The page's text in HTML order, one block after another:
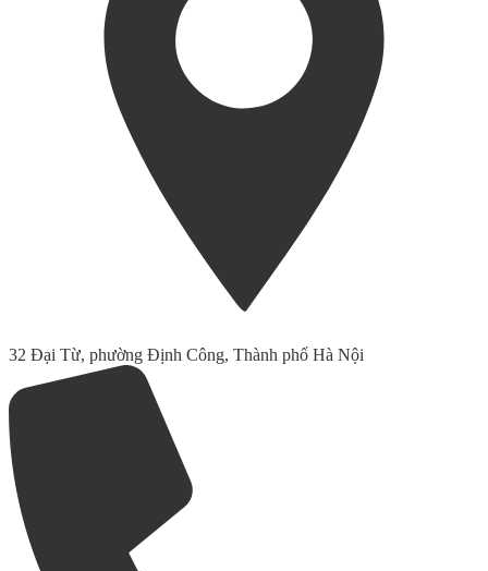
32 Đại Từ, phường Định Công, Thành phố Hà Nội